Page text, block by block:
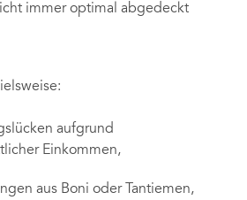
immer optimal abgedeckt
aufgrund
Einkommen,
aus Boni oder Tantiemen,